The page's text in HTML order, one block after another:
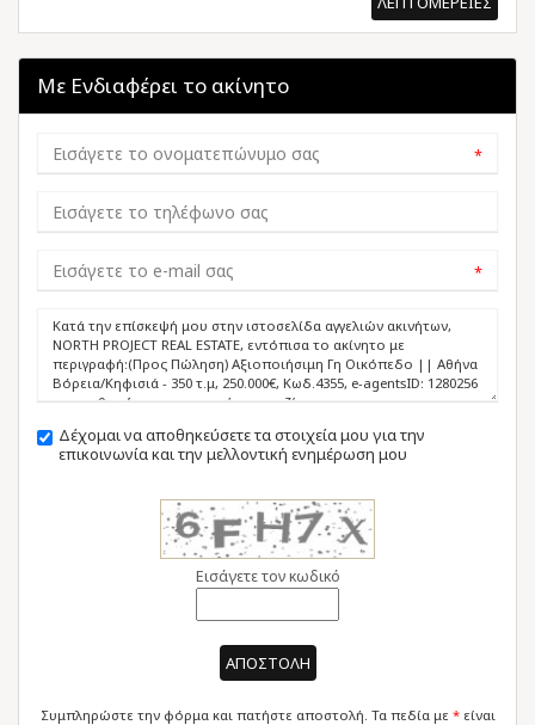
Με Ενδιαφέρει το ακίνητο
*
*
Δέχομαι να αποθηκεύσετε τα στοιχεία μου για την
επικοινωνία και την μελλοντική ενημέρωση μου
Εισάγετε τον κωδικό
ΑΠΟΣΤΟΛΗ
Συμπληρώστε την φόρμα και πατήστε αποστολή. Τα πεδία με *είναι